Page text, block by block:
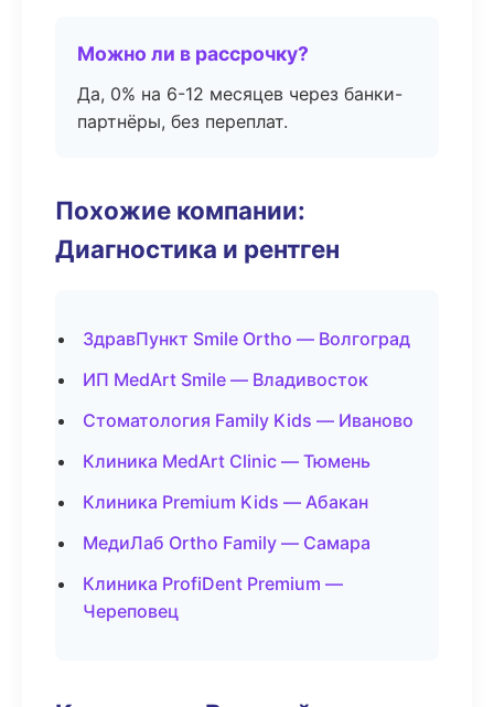
Можно ли в рассрочку?
Да, 0% на 6-12 месяцев через банки-
партнёры, без переплат.
Похожие компании:
Диагностика и рентген
ЗдравПункт Smile Ortho — Волгоград
ИП MedArt Smile — Владивосток
Стоматология Family Kids — Иваново
Клиника MedArt Clinic — Тюмень
Клиника Premium Kids — Абакан
МедиЛаб Ortho Family — Самара
Клиника ProfiDent Premium —
Череповец